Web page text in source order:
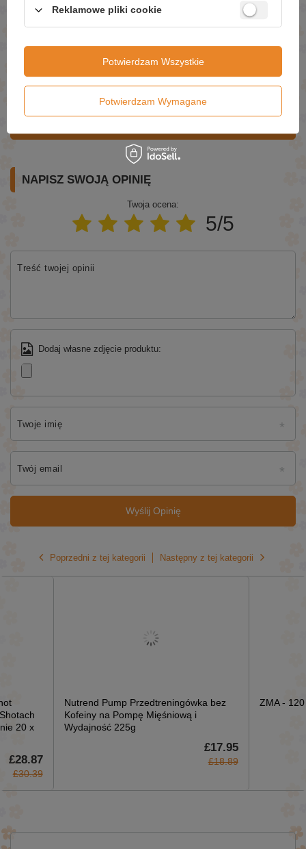
Pytanie
NAPISZ SWOJĄ OPINIĘ
Twoja ocena:
5/5
Treść twojej opinii
Dodaj własne zdjęcie produktu:
Twoje imię
Twój email
Wyślij Opinię
Poprzedni z tej kategorii
20 x
£28.87
£30.39
Nutrend Pump Przedtreningówka bez
Kofeiny na Pompę Mięśniową i
Wydajność 225g
£17.95
£18.89
ZMA -
Następny z tej kategorii
Reklamowe pliki cookie
Potwierdzam Wymagane
Potwierdzam Wszystkie